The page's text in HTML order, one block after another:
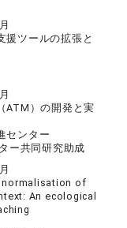
援ツールの拡張と
ATM）の開発と実
センター
ー共同研究助成
normalisation of
An ecological